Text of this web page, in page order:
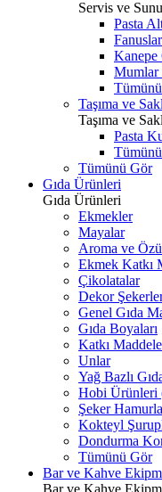
Servis ve
Pasta
Fanuslar
Kanepe
Mumlar
Taşıma ve
Taşıma ve
Pasta
Tümünü Gör
Gıda Ürünleri
Gıda Ürünleri
Ekmekler
Mayalar
Aroma ve
Ekmek Katkı
Çikolatalar
Dekor
Genel Gıda
Gıda Boyaları
Katkı
Unlar
Yağ Bazlı
Hobi Ürünleri
Şeker
Kokteyl
Dondurma
Tümünü Gör
Bar ve Kahve
Bar ve Kahve